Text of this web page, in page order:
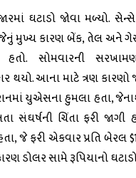
ઘટાડો જોવા મળ્યો.
મુખ્ય કારણ બેંક, તેલ અને
સોમવારની
થયો. આના માટે ત્રણ
યુએસના હુમલા હતા,
સંઘર્ષની ચિંતા ફરી જાગી
જે ફરી એકવાર પ્રતિ બેરલ
ડોલર સામે રૂપિયાનો